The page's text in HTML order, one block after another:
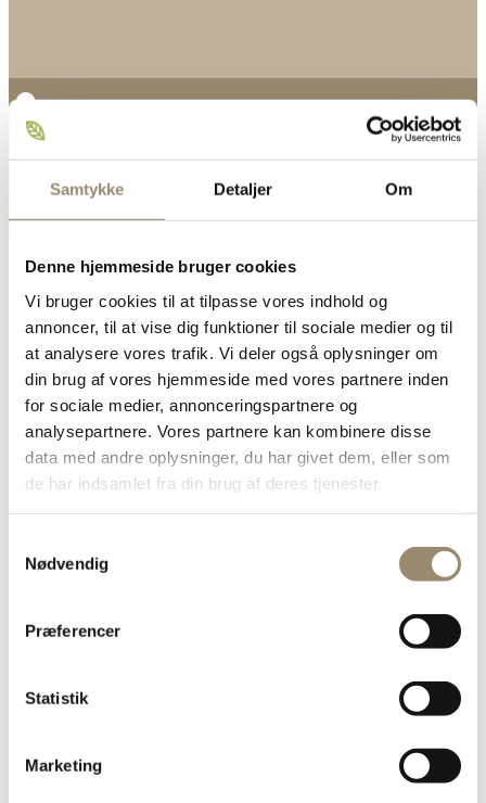
Samtykke Detaljer Om
Denne hjemmeside bruger cookies
Vi bruger cookies til at tilpasse vores indhold og
annoncer, til at vise dig funktioner til sociale medier og til
at analysere vores trafik. Vi deler også oplysninger om
din brug af vores hjemmeside med vores partnere inden
for sociale medier, annonceringspartnere og
analysepartnere. Vores partnere kan kombinere disse
data med andre oplysninger, du har givet dem, eller som
de har indsamlet fra din brug af deres tjenester.
Nødvendig
Præferencer
Statistik
Marketing
Find anlægsgartner
For medlemmer
Anlæg og pleje
Arbejdsmiljø
Egeprocessionsspinder
Foreningsdokumenter
Garanti
Jura
Kalender
Markedsføring og logo
PartnerskabsNetværk
Tvister og ankenævn
Fagligt netværk
Haveråd